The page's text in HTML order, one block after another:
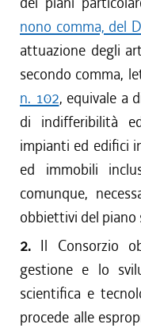
nono comma, del
attuazione degli
secondo comma,
n. 102, equivale a
di indifferibilità
impianti ed edifici
ed immobili
comunque,
obbiettivi del piano
2. Il Consorzio
gestione e lo
scientifica e
procede alle